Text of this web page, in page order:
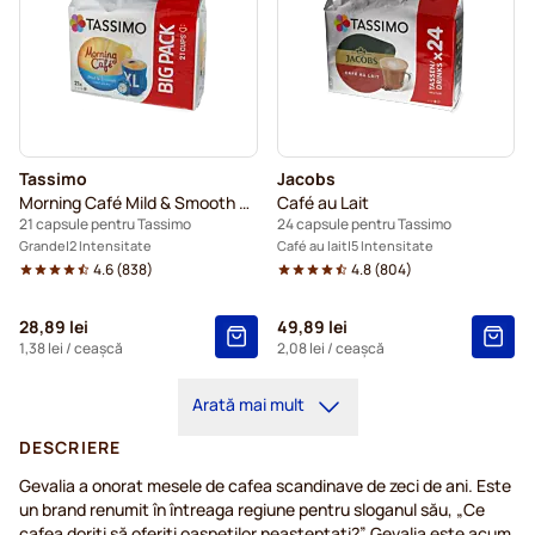
Tassimo
Morning Café Mild & Smooth XL
21 capsule pentru Tassimo
Grande 2 Intensitate
4.6(838)
28,89 lei
1,38 lei / ceașcă
Jacobs
Café au Lait
24 capsule pentru Tassimo
Café au lait 5 Intensitate
4.8(804)
49,89 lei
2,08 lei / ceașcă
Arată mai mult
DESCRIERE
Gevalia a onorat mesele de cafea scandinave de zeci de ani. Este
un brand renumit în întreaga regiune pentru sloganul său, „Ce